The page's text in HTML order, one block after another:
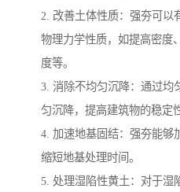
2. 改善土体性质：强夯可以
物理力学性质，如提高密度
度等。
3. 消除不均匀沉降：通过均
匀沉降，提高建筑物的稳定
4. 加速地基固结：强夯能够
缩短地基处理时间。
5. 处理湿陷性黄土：对于湿